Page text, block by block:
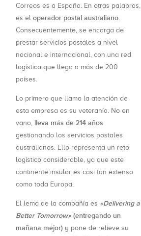
Correos es a España. En otras palabras,
es el operador postal australiano.
Consecuentemente, se encarga de
prestar servicios postales a nivel
nacional e internacional, con una red
logística que llega a más de 200
países.
Lo primero que llama la atención de
esta empresa es su veteranía. No en
vano, lleva más de 214 años
gestionando los servicios postales
australianos. Ello representa un reto
logístico considerable, ya que este
continente insular es casi tan extenso
como toda Europa.
El lema de la compañía es «Delivering a
Better Tomorrow» (entregando un
mañana mejor) y pone de relieve su